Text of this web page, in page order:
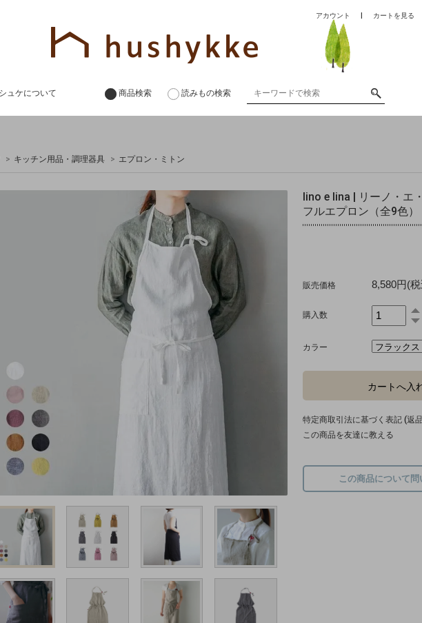
アカウント
カートを見る
ュケについて 商品検索 読みもの検索
> キッチン用品・調理器具 > エプロン・ミトン
lino e lina | リーノ・エ
フルエプロン（全9色）
販売価格 8,580円(
購入数
カラー
特定商取引法に基づく表記 (返
この商品を友達に教える
この商品について問